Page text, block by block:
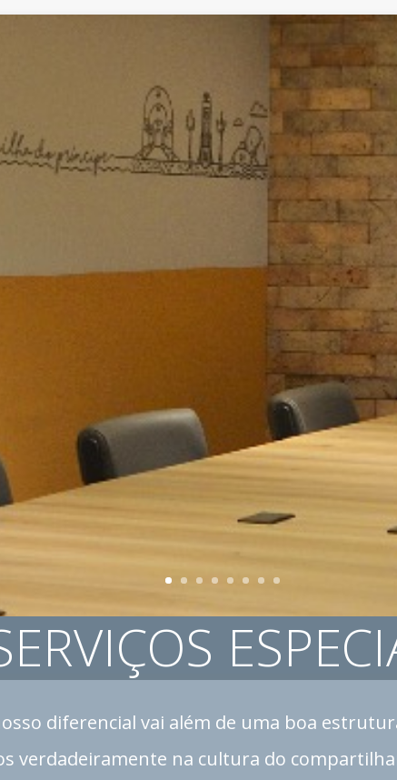
diferencial vai além de uma boa
verdadeiramente na cultura do